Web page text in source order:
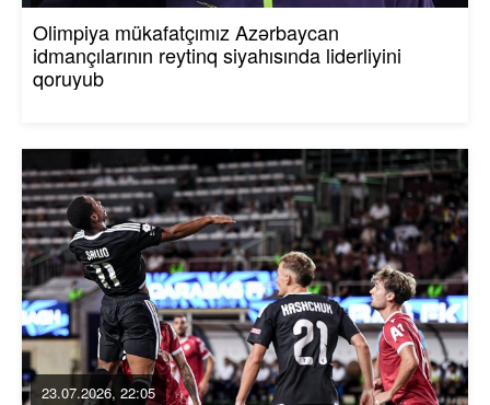
Olimpiya mükafatçımız Azərbaycan
idmançılarının reytinq siyahısında liderliyini
qoruyub
23.07.2026, 22:05